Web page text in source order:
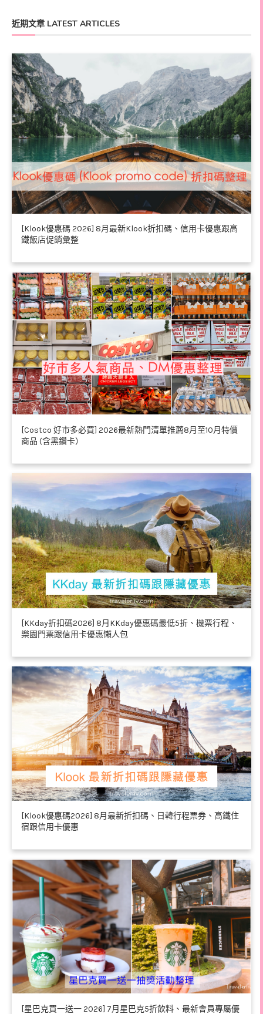
近期文章 LATEST ARTICLES
[Klook優惠碼 2026] 8月最新Klook折扣碼、信用卡優惠跟高
鐵飯店促銷彙整
[Costco 好市多必買] 2026最新熱門清單推薦8月至10月特價
商品 (含黑鑽卡）
[KKday折扣碼2026] 8月KKday優惠碼最低5折、機票行程、
樂園門票跟信用卡優惠懶人包
[Klook優惠碼2026] 8月最新折扣碼、日韓行程票券、高鐵住
宿跟信用卡優惠
[星巴克買一送一 2026] 7月星巴克5折飲料、最新會員專屬優